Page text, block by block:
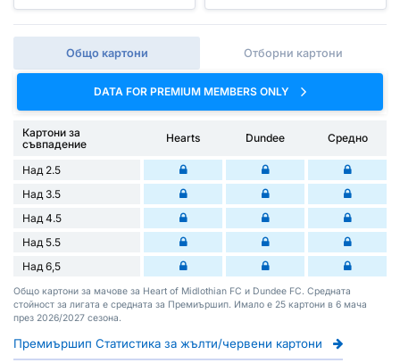
Общо картони Отборни картони
DATA FOR PREMIUM MEMBERS ONLY
Картони за
съвпадение
Hearts Dundee Средно
Над 2.5
Над 3.5
Над 4.5
Над 5.5
Над 6,5
Общо картони за мачове за Heart of Midlothian FC и Dundee FC. Средната
стойност за лигата е средната за Премиършип. Имало е 25 картони в 6 мача
през 2026/2027 сезона.
Премиършип Статистика за жълти/червени картони